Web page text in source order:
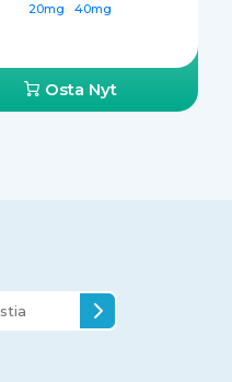
20mg 40mg
Osta Nyt